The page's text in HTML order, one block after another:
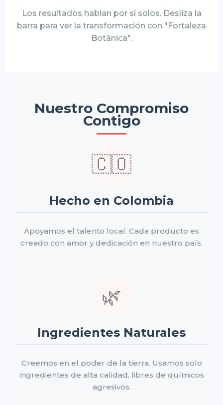
Los resultados hablan por sí solos. Desliza la
barra para ver la transformación con "Fortaleza
Botánica".
Nuestro Compromiso
Contigo
🇨🇴
Hecho en Colombia
Apoyamos el talento local. Cada producto es
creado con amor y dedicación en nuestro país.
🌿
Ingredientes Naturales
Creemos en el poder de la tierra. Usamos solo
ingredientes de alta calidad, libres de químicos
agresivos.